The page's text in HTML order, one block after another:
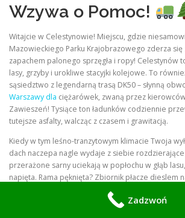
Wzywa o Pomoc!
Witajcie w Celestynowie! Miejscu, gdzie
Mazowieckiego Parku Krajobrazowego zderza się
zapachem palonego sprzęgła i ropy! Celestynów
lasy, grzyby i urokliwe stacyjki kolejowe. To
sąsiedztwo z legendarną trasą DK50 – słynną
Warszawy dla ciężarówek, zwaną przez
Zawieszeń! Tysiące ton ładunków codziennie
tutejsze asfalty, walcząc z czasem i grawitacją.
Kiedy w tym leśno-tranzytowym klimacie Twoja
dach naczepa nagle wydaje z siebie rozdzierające
przerażone sarny uciekają w popłochu w głąb
napięta. Rama pęknięta? Zbiornik płacze dieslem
zimnej krwi! Nie rwij włosów z głowy i pod
holownika, który i tak zakopałby się na leśnym
Zadzwoń